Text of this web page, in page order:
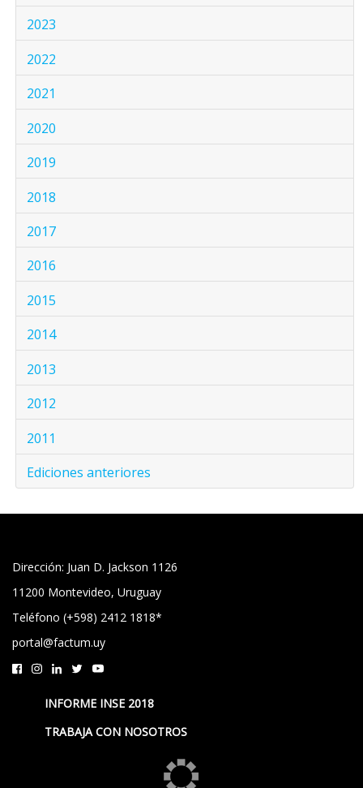
2023
2022
2021
2020
2019
2018
2017
2016
2015
2014
2013
2012
2011
Ediciones anteriores
Dirección: Juan D. Jackson 1126
11200 Montevideo, Uruguay
Teléfono (+598) 2412 1818*
portal@factum.uy
INFORME INSE 2018
TRABAJA CON NOSOTROS